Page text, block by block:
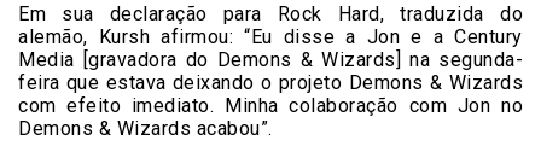
Em sua declaração para Rock Hard, traduzida do
alemão, Kursh afirmou: “Eu disse a Jon e a Century
Media [gravadora do Demons & Wizards] na segunda-
feira que estava deixando o projeto Demons & Wizards
com efeito imediato. Minha colaboração com Jon no
Demons & Wizards acabou”.